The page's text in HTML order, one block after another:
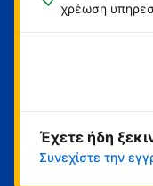
χρέωση
Έχετε ήδη
Συνεχίστε την